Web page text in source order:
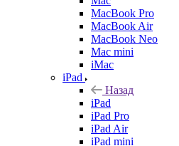
MacBook Pro
MacBook Air
MacBook Neo
Mac mini
iMac
iPad
Назад
iPad
iPad Pro
iPad Air
iPad mini